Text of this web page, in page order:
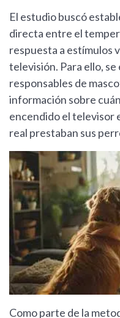
El estudio buscó
directa entre el
respuesta a estímulos
televisión. Para ello,
responsables de
información sobre
encendido el televisor
real prestaban sus
Como parte de la